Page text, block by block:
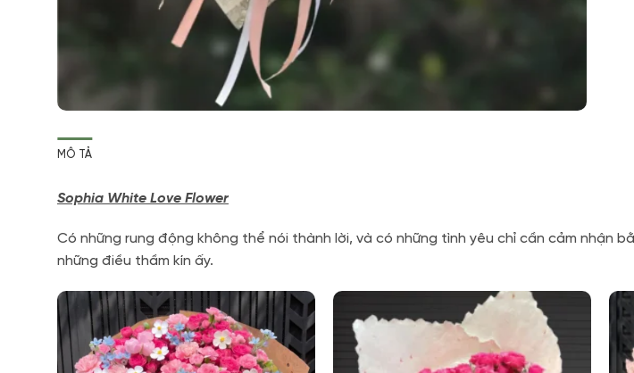
MÔ TẢ
Sophia White Love Flower
Có những rung động không thể nói thành lời, và có những tình yêu chỉ cần cảm nhận
những điều thầm kín ấy.